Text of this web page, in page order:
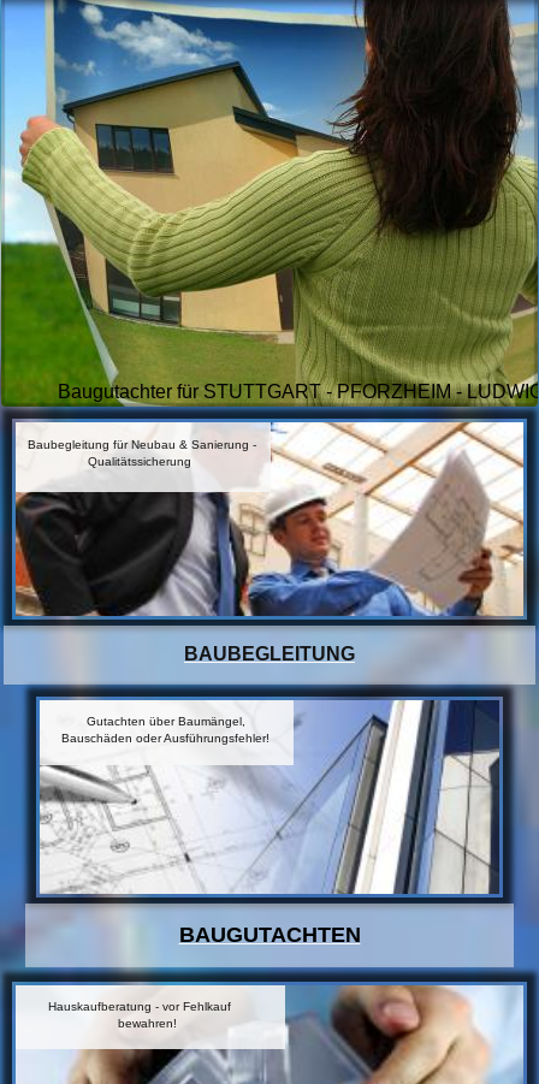
Baugutachter für STUTTGART - PFORZHEIM -
Baubegleitung für Neubau & Sanierung -
Qualitätssicherung
BAUBEGLEITUNG
Gutachten über Baumängel,
Bauschäden oder Ausführungsfehler!
BAUGUTACHTEN
Hauskaufberatung - vor Fehlkauf
bewahren!